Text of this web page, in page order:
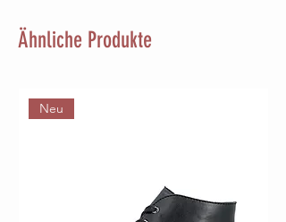
Ähnliche Produkte
Neu